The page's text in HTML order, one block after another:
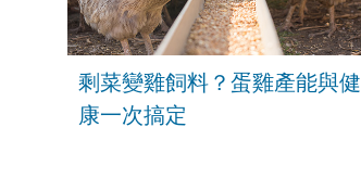
剩菜變雞飼料？蛋雞產能與健
康一次搞定